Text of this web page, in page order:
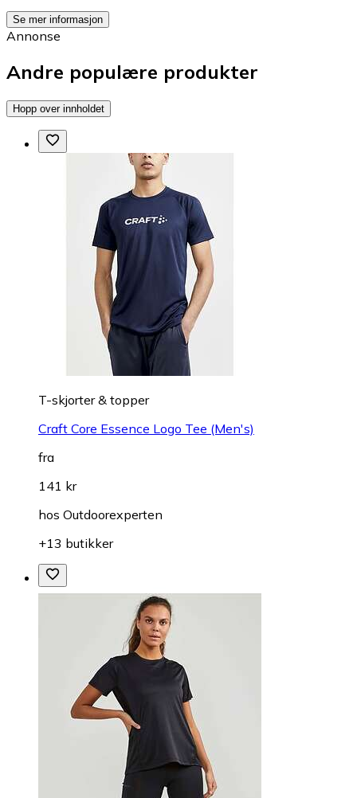
Se mer informasjon
Annonse
Andre populære produkter
Hopp over innholdet
T-skjorter & topper
Craft Core Essence Logo Tee (Men's)
fra
141 kr
hos Outdoorexperten
+13 butikker